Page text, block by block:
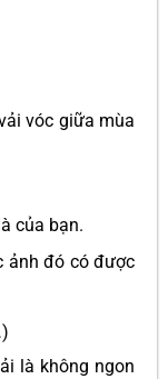
vóc giữa mùa
của bạn.
ảnh đó có được
là không ngon